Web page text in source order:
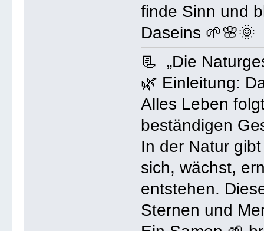
finde Sinn und
Daseins 🌱🌸🌞
📃 „Die
🌿 Einleitung:
Alles Leben
beständigen
In der Natur
sich, wächst,
entstehen.
Sternen und